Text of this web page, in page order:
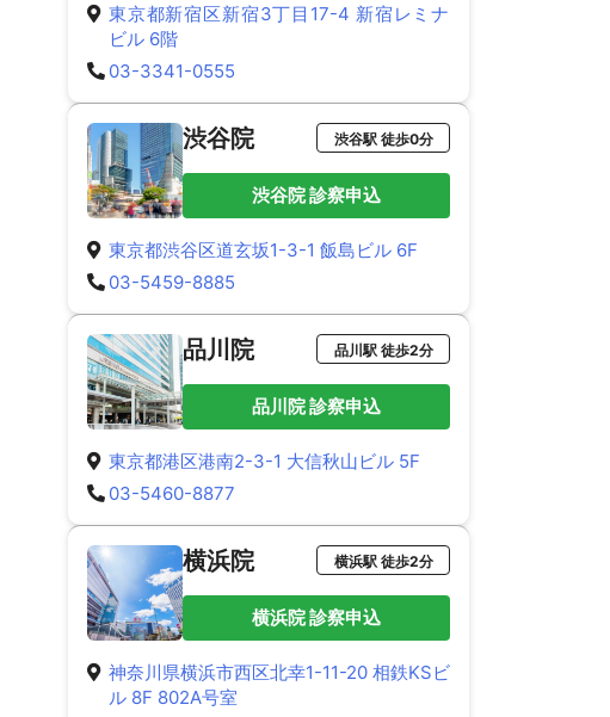
東京都新宿区新宿3丁目17-4 新宿レミナ
ビル 6階
03-3341-0555
渋谷院 渋谷駅 徒歩0分
渋谷院 診察申込
東京都渋谷区道玄坂1-3-1 飯島ビル 6F
03-5459-8885
品川院 品川駅 徒歩2分
品川院 診察申込
東京都港区港南2-3-1 大信秋山ビル 5F
03-5460-8877
横浜院 横浜駅 徒歩2分
横浜院 診察申込
神奈川県横浜市西区北幸1-11-20 相鉄KSビ
ル 8F 802A号室